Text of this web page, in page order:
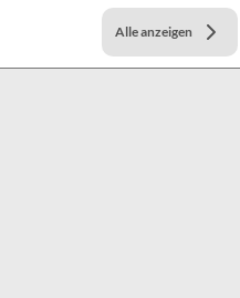
Alle anzeigen